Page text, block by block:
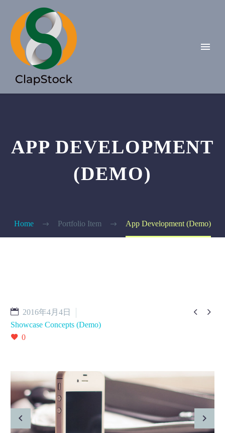
APP DEVELOPMENT
(DEMO)
Home Portfolio Item App Development (Demo)
 
2016年4月4日
Showcase Concepts (Demo)
0